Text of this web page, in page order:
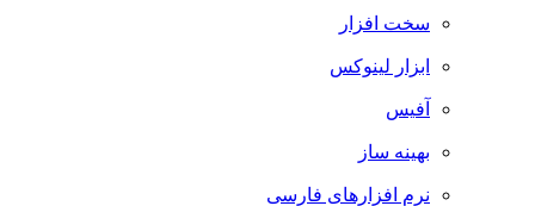
سخت افزار
ابزار لینوکس
آفیس
بهینه ساز
نرم افزارهای فارسی